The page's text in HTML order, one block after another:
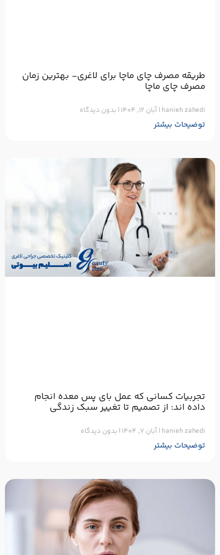
طریقه مصرف چای ماچا برای لاغری- بهترین زمان
مصرف چای ماچا
hanieh zahedi آبان ۱۲, ۱۴۰۴ بدون دیدگاه
توضیحات بیشتر
تجربیات کسانی که عمل بای پس معده انجام
داده اند: از تصمیم تا تغییر سبک زندگی
hanieh zahedi آبان ۷, ۱۴۰۴ بدون دیدگاه
توضیحات بیشتر